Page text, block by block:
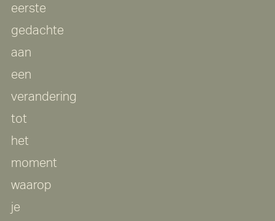
eerste
gedachte
aan
een
verandering
tot
het
moment
waarop
je